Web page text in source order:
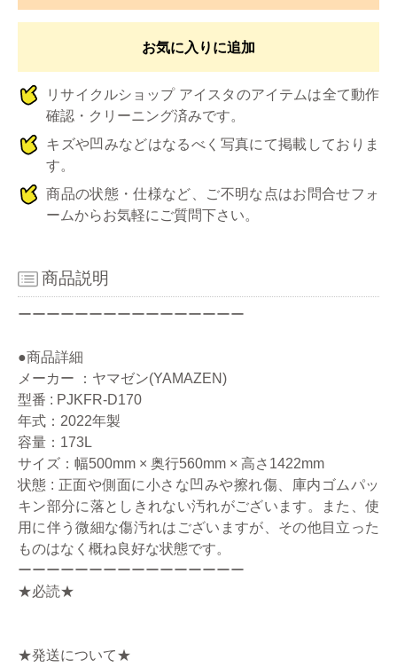
お気に入りに追加
リサイクルショップ アイスタのアイテムは全て動作
確認・クリーニング済みです。
キズや凹みなどはなるべく写真にて掲載しておりま
す。
商品の状態・仕様など、ご不明な点はお問合せフォ
ームからお気軽にご質問下さい。
商品説明
ーーーーーーーーーーーーーーーー
●商品詳細
メーカー ：ヤマゼン(YAMAZEN)
型番 : PJKFR-D170
年式：2022年製
容量：173L
サイズ：幅500mm × 奥行560mm × 高さ1422mm
状態 : 正面や側面に小さな凹みや擦れ傷、庫内ゴムパッ
キン部分に落としきれない汚れがございます。また、使
用に伴う微細な傷汚れはございますが、その他目立った
ものはなく概ね良好な状態です。
ーーーーーーーーーーーーーーーー
★必読★
★発送について★